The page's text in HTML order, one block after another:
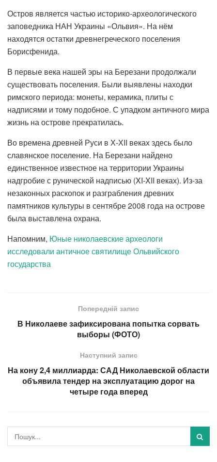
Остров является частью историко-археологического
заповедника НАН Украины «Ольвия». На нём
находятся остатки древнегреческого поселения
Борисфенида.
В первые века нашей эры на Березани продолжали
существовать поселения. Были выявлены находки
римского периода: монеты, керамика, плиты с
надписями и тому подобное. С упадком античного мира
жизнь на острове прекратилась.
Во времена древней Руси в Х-ХII веках здесь было
славянское поселение. На Березани найдено
единственное известное на территории Украины
надгробие с рунической надписью (XI-XII веках). Из-за
незаконных раскопок и разграбления древних
памятников культуры в сентябре 2008 года на острове
была выставлена охрана.
Напомним, Юные николаевские археологи
исследовали античное святилище Ольвийского
государства
Попередній запис
В Николаеве зафиксирована попытка сорвать
выборы (ФОТО)
Наступний запис
На кону 2,4 миллиарда: САД Николаевской области
объявила тендер на эксплуатацию дорог на
четыре года вперед